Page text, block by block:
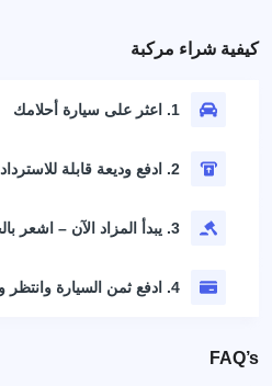
كيفية شراء مركبة
1. اعثر على سيارة أحلامك
2. ادفع وديعة قابلة للاسترداد
3. يبدأ المزاد الآن – اشعر بالحماس!
4. ادفع ثمن السيارة وانتظر وصولها
FAQ’s